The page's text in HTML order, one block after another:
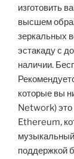
изготовить
высшем
зеркальных
эстакаду с
наличии.
которые вы
Network)
Ethereum,
поддержкой